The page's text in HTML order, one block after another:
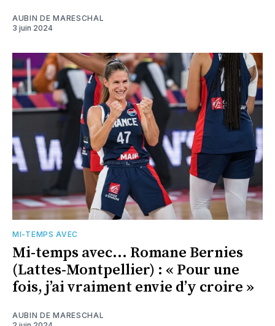
AUBIN DE MARESCHAL
3 juin 2024
MI-TEMPS AVEC
Mi-temps avec... Romane Bernies
(Lattes-Montpellier) : « Pour une
fois, j’ai vraiment envie d’y croire »
AUBIN DE MARESCHAL